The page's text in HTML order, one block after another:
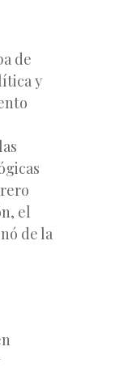
de
y
el
de la